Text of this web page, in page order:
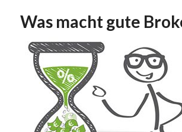
Was macht gute